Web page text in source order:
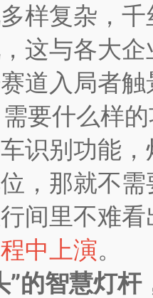
复杂，千
这与各大
入局者触
要什么样
识别功能
，那就不
里不难看
中上演。
”的智慧灯